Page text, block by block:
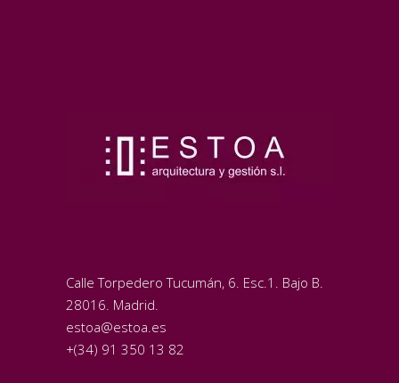
Calle Torpedero Tucumán, 6. Esc.1. Bajo B.
28016. Madrid.
estoa@estoa.es
+(34) 91 350 13 82